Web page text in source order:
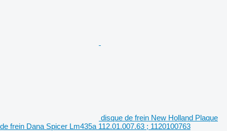
disque de frein New Holland Plaque
de frein Dana Spicer Lm435a 112.01.007.63 ; 1120100763